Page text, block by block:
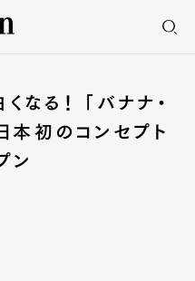
なる！ 「バナナ・
本初のコンセプト
ン